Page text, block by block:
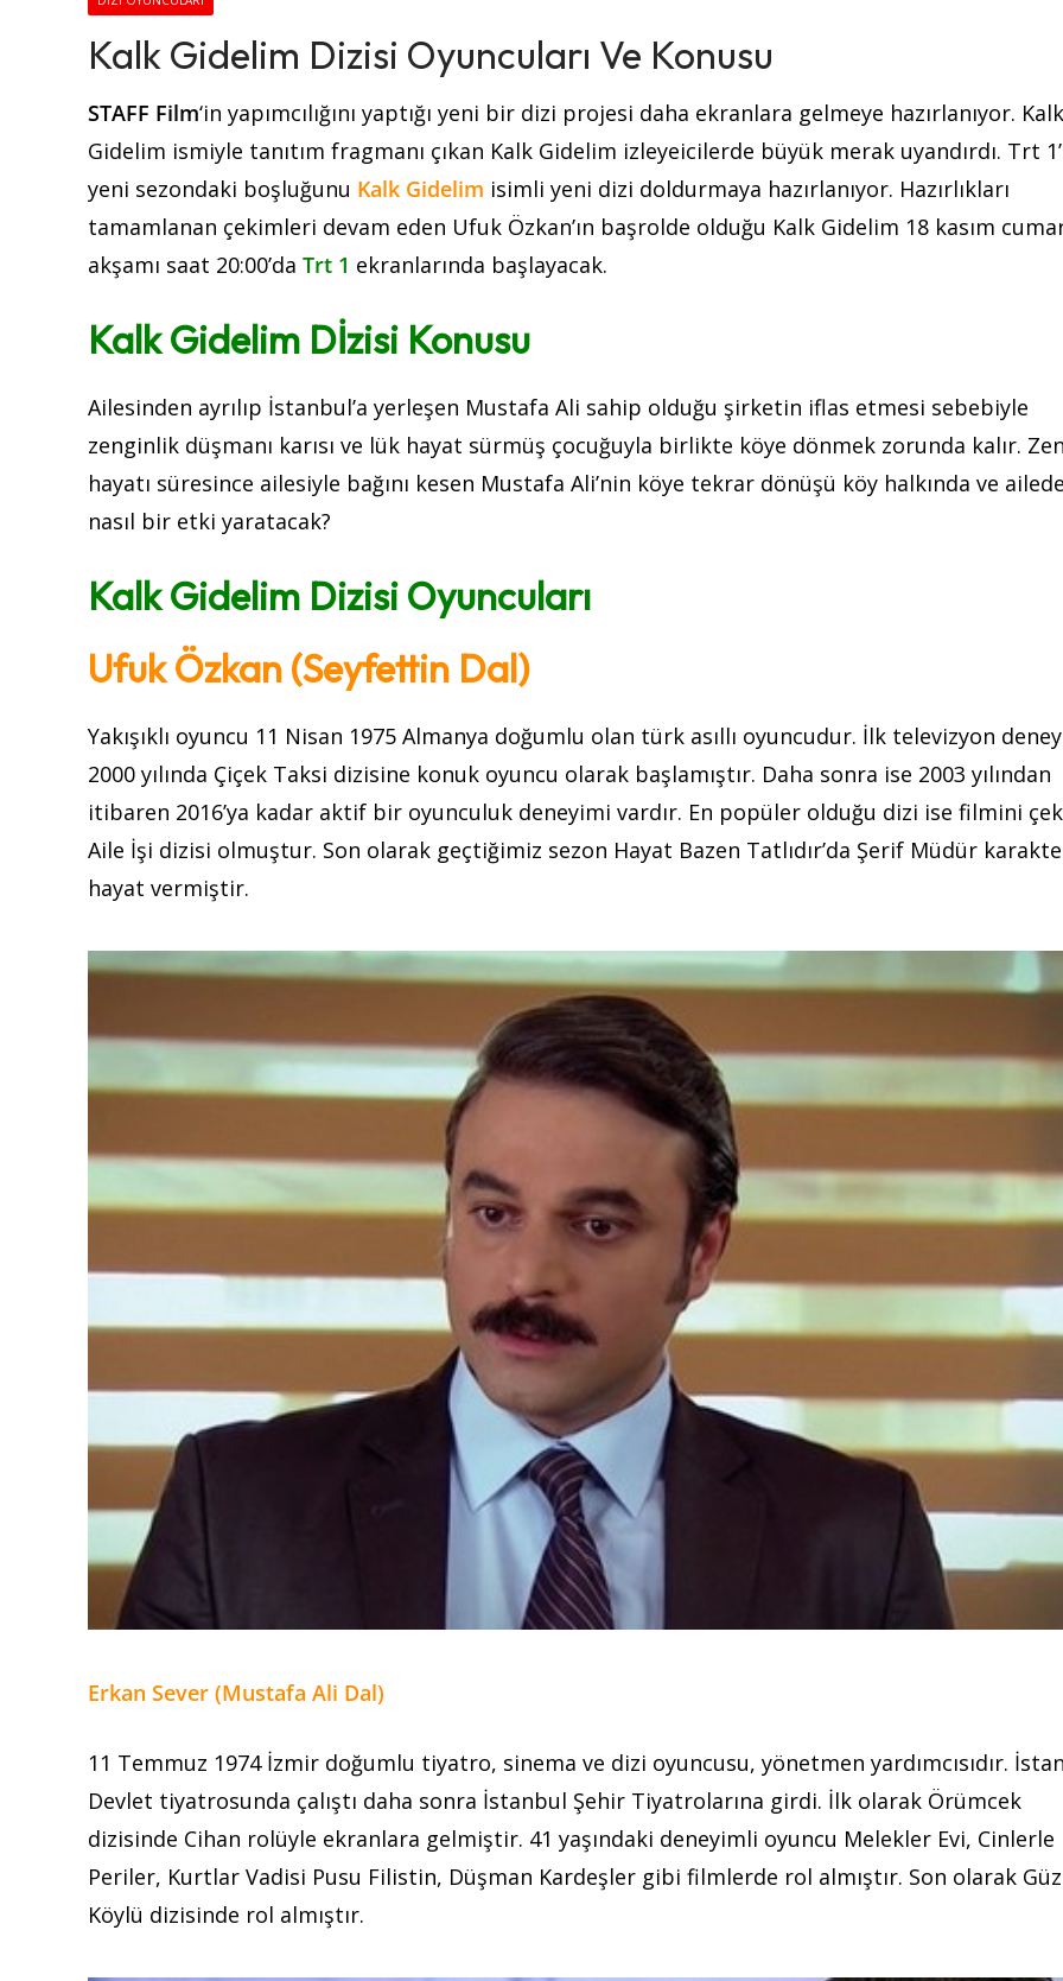
Kalk Gidelim Dizisi Oyuncuları Ve Konusu
STAFF Film‘in yapımcılığını yaptığı yeni bir dizi projesi daha ekranlara gelmeye hazırlanıyor. Kalk
Gidelim ismiyle tanıtım fragmanı çıkan Kalk Gidelim izleyeicilerde büyük merak uyandırdı. Trt
yeni sezondaki boşluğunu Kalk Gidelim isimli yeni dizi doldurmaya hazırlanıyor. Hazırlıkları
tamamlanan çekimleri devam eden Ufuk Özkan’ın başrolde olduğu Kalk Gidelim 18 kasım
akşamı saat 20:00’da Trt 1 ekranlarında başlayacak.
Kalk Gidelim Dİzisi Konusu
Ailesinden ayrılıp İstanbul’a yerleşen Mustafa Ali sahip olduğu şirketin iflas etmesi sebebiyle
zenginlik düşmanı karısı ve lük hayat sürmüş çocuğuyla birlikte köye dönmek zorunda kalır.
hayatı süresince ailesiyle bağını kesen Mustafa Ali’nin köye tekrar dönüşü köy halkında ve
nasıl bir etki yaratacak?
Kalk Gidelim Dizisi Oyuncuları
Ufuk Özkan (Seyfettin Dal)
Yakışıklı oyuncu 11 Nisan 1975 Almanya doğumlu olan türk asıllı oyuncudur. İlk televizyon
2000 yılında Çiçek Taksi dizisine konuk oyuncu olarak başlamıştır. Daha sonra ise 2003 yılından
itibaren 2016’ya kadar aktif bir oyunculuk deneyimi vardır. En popüler olduğu dizi ise filmini
Aile İşi dizisi olmuştur. Son olarak geçtiğimiz sezon Hayat Bazen Tatlıdır’da Şerif Müdür
hayat vermiştir.
Erkan Sever (Mustafa Ali Dal)
11 Temmuz 1974 İzmir doğumlu tiyatro, sinema ve dizi oyuncusu, yönetmen yardımcısıdır.
Devlet tiyatrosunda çalıştı daha sonra İstanbul Şehir Tiyatrolarına girdi. İlk olarak Örümcek
dizisinde Cihan rolüyle ekranlara gelmiştir. 41 yaşındaki deneyimli oyuncu Melekler Evi, Cinlerle
Periler, Kurtlar Vadisi Pusu Filistin, Düşman Kardeşler gibi filmlerde rol almıştır. Son olarak
Köylü dizisinde rol almıştır.